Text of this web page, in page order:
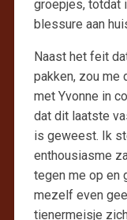
groepjes, totdat
blessure aan
Naast het feit
pakken, zou me
met Yvonne in
dat dit laatste
is geweest. Ik
enthousiasme
tegen me op en
mezelf even
tienermeisje